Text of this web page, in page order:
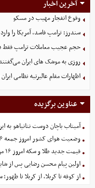
آخرین اخبار
وقوع انفجار مهیب در مسکو
سندرز: ترامپ فاسد، آمریکا را
حجم عجیب معاملات ترامپ فقط
روزی به موشک‌ های ایران می‌گفتند
اظهارات مقام عالیرتبه نظامی
عناوین برگزیده
آمیتاب باچان دوست نتانیاهو به
وضعیت هوای کشور امروز جمعه ۱۶ مرداد ۱۴۰۵
قیمت جدید طلا و سکه امروز ۱۶ مردادماه ۱۴۰۵/ جدول
اولین پیام محسن رضایی پس از
از کوفه تا کربلا، از کربلا تا